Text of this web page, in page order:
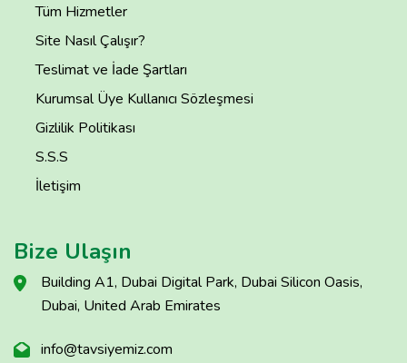
Tüm Hizmetler
Site Nasıl Çalışır?
Teslimat ve İade Şartları
Kurumsal Üye Kullanıcı Sözleşmesi
Gizlilik Politikası
S.S.S
İletişim
Bize Ulaşın
Building A1, Dubai Digital Park, Dubai Silicon Oasis,
Dubai, United Arab Emirates
info@tavsiyemiz.com